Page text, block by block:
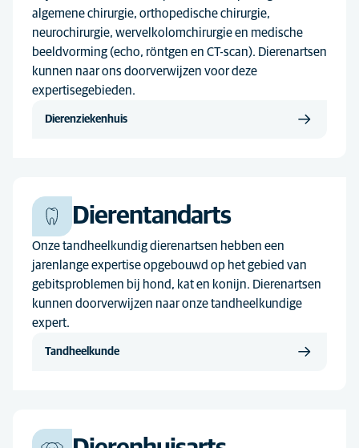
algemene chirurgie, orthopedische chirurgie,
neurochirurgie, wervelkolomchirurgie en medische
beeldvorming (echo, röntgen en CT-scan). Dierenartsen
kunnen naar ons doorverwijzen voor deze
expertisegebieden.
Dierenziekenhuis
Dierentandarts
Onze tandheelkundig dierenartsen hebben een
jarenlange expertise opgebouwd op het gebied van
gebitsproblemen bij hond, kat en konijn. Dierenartsen
kunnen doorverwijzen naar onze tandheelkundige
expert.
Tandheelkunde